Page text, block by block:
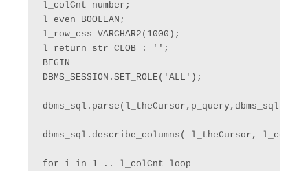
l_colCnt number;
l_even BOOLEAN;
l_row_css VARCHAR2(1000);
l_return_str CLOB :='';
BEGIN
DBMS_SESSION.SET_ROLE('ALL');
dbms_sql.describe_columns( l_theCursor,
for i in 1 .. l_colCnt loop